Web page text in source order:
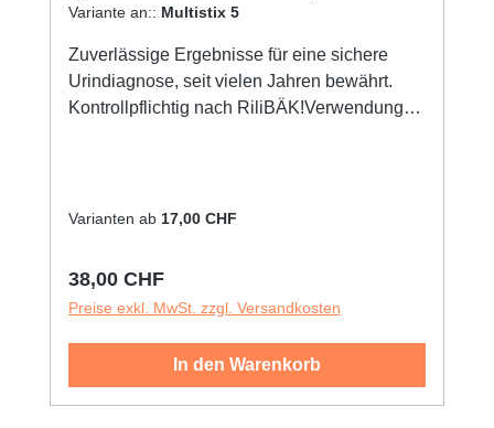
Variante an:: Multistix 5
Zuverlässige Ergebnisse für eine sichere
Urindiagnose, seit vielen Jahren bewährt.
Kontrollpflichtig nach RiliBÄK!Verwendung
Varianten ab 17,00 CHF
Regulärer Preis:
38,00 CHF
Preise exkl. MwSt. zzgl. Versandkosten
In den Warenkorb